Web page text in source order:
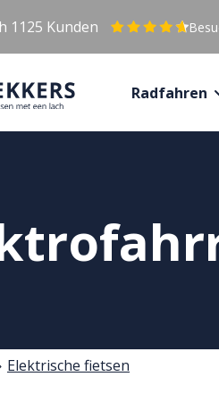
1125 Kunden
Radfahren
Elektrische fietsen